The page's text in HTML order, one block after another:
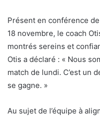
Présent en conférence
18 novembre, le coach
montrés sereins et
Otis a déclaré : « Nous
match de lundi. C’est un
se gagne. »
Au sujet de l’équipe à